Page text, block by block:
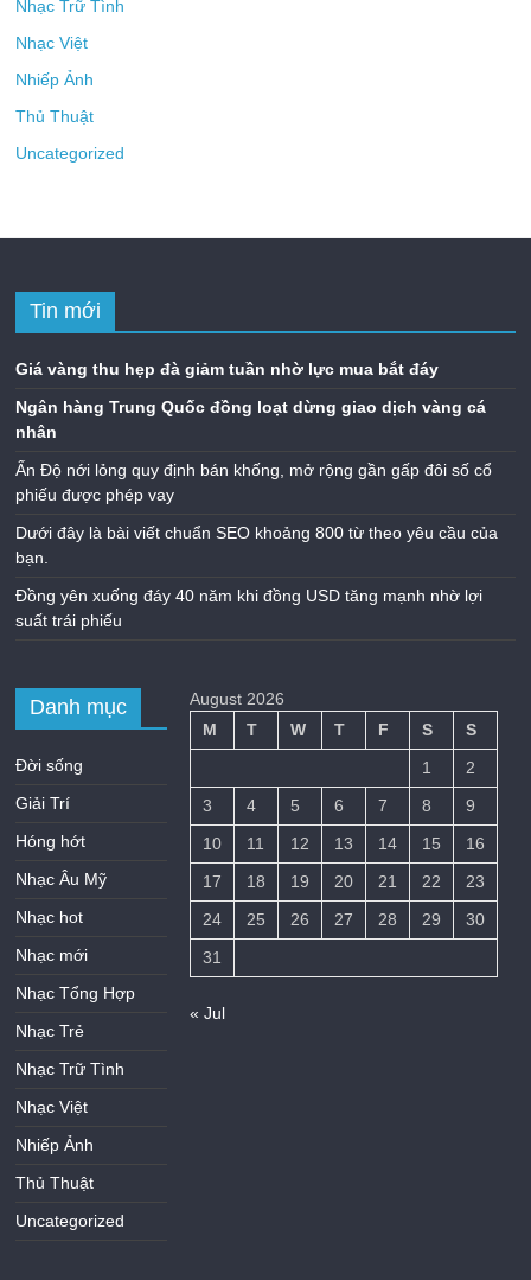
Nhạc Trữ Tình
Nhạc Việt
Nhiếp Ảnh
Thủ Thuật
Uncategorized
Tin mới
Giá vàng thu hẹp đà giảm tuần nhờ lực mua bắt đáy
Ngân hàng Trung Quốc đồng loạt dừng giao dịch vàng cá
nhân
Ấn Độ nới lỏng quy định bán khống, mở rộng gần gấp đôi số cổ
phiếu được phép vay
Dưới đây là bài viết chuẩn SEO khoảng 800 từ theo yêu cầu của
bạn.
Đồng yên xuống đáy 40 năm khi đồng USD tăng mạnh nhờ lợi
suất trái phiếu
Danh mục
Đời sống
Giải Trí
Hóng hớt
Nhạc Âu Mỹ
Nhạc hot
Nhạc mới
Nhạc Tổng Hợp
Nhạc Trẻ
Nhạc Trữ Tình
Nhạc Việt
Nhiếp Ảnh
Thủ Thuật
Uncategorized
August 2026
M
T W T F S
S
1
2
3
4 5 6 7 8
9
10
11 12 13 14 15
16
17
18 19 20 21 22
23
24
25 26 27 28 29
30
31
« Jul